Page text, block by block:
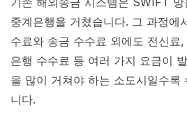
중계은행을 거쳤습니다. 그 과정에
수료와 송금 수수료 외에도 전신료
은행 수수료 등 여러 가지 요금이
을 많이 거쳐야 하는 소도시일수록
니다.